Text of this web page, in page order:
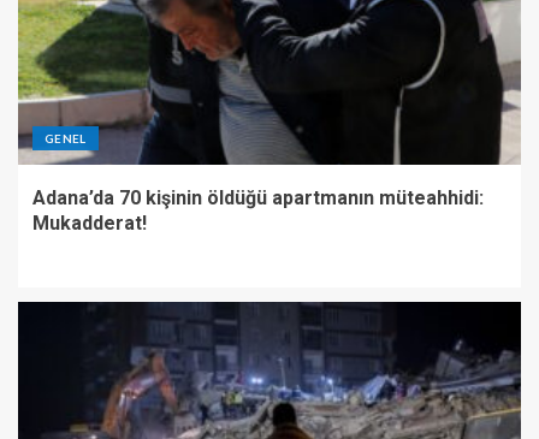
GENEL
Adana’da 70 kişinin öldüğü apartmanın müteahhidi:
Mukadderat!